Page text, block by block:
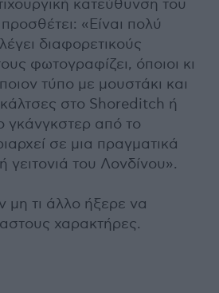
κατεύθυνση του
«Είναι πολύ
διαφορετικούς
φωτογραφίζει, όποιοι κι
τύπο με μουστάκι και
στο Shoreditch ή
γκάνγκστερ από το
σε μια πραγματικά
γειτονιά του Λονδίνου».
μη τι άλλο ήξερε να
χαρακτήρες.